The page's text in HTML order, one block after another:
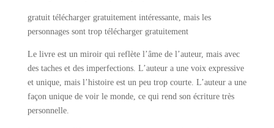
gratuit télécharger gratuitement intéressante, mais les
personnages sont trop télécharger gratuitement
Le livre est un miroir qui reflète l’âme de l’auteur, mais avec
des taches et des imperfections. L’auteur a une voix expressive
et unique, mais l’histoire est un peu trop courte. L’auteur a une
façon unique de voir le monde, ce qui rend son écriture très
personnelle.